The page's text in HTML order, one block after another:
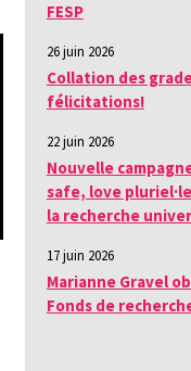
FESP
26 juin 2026
Collation des
félicitations!
22 juin 2026
Nouvelle
safe, love
la recherche
17 juin 2026
Marianne Gravel
Fonds de